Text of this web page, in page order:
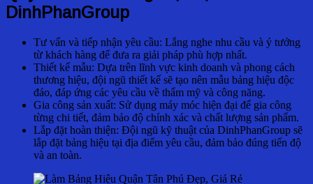
DinhPhanGroup
Tư vấn và tiếp nhận yêu cầu: Lắng nghe nhu cầu và ý tưởng
từ khách hàng để đưa ra giải pháp phù hợp nhất.
Thiết kế mẫu: Dựa trên lĩnh vực kinh doanh và phong cách
thương hiệu, đội ngũ thiết kế sẽ tạo nên mẫu bảng hiệu độc
đáo, đáp ứng các yêu cầu về thẩm mỹ và công năng.
Gia công sản xuất: Sử dụng máy móc hiện đại để gia công
từng chi tiết, đảm bảo độ chính xác và chất lượng sản phẩm.
Lắp đặt hoàn thiện: Đội ngũ kỹ thuật của DinhPhanGroup sẽ
lắp đặt bảng hiệu tại địa điểm yêu cầu, đảm bảo đúng tiến độ
và an toàn.